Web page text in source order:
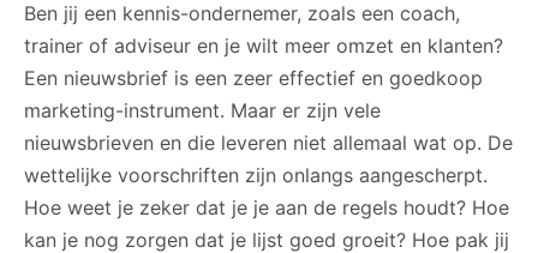
Ben jij een kennis-ondernemer, zoals een coach,
trainer of adviseur en je wilt meer omzet en klanten?
Een nieuwsbrief is een zeer effectief en goedkoop
marketing-instrument. Maar er zijn vele
nieuwsbrieven en die leveren niet allemaal wat op. De
wettelijke voorschriften zijn onlangs aangescherpt.
Hoe weet je zeker dat je je aan de regels houdt? Hoe
kan je nog zorgen dat je lijst goed groeit? Hoe pak jij